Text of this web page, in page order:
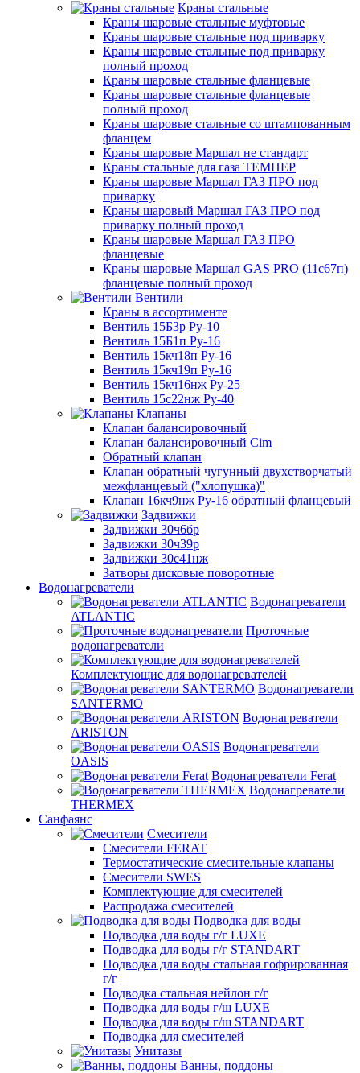
Краны стальные
Краны шаровые стальные муфтовые
Краны шаровые стальные под приварку
Краны шаровые стальные под приварку
полный проход
Краны шаровые стальные фланцевые
Краны шаровые стальные фланцевые
полный проход
Краны шаровые стальные со штампованным
фланцем
Краны шаровые Маршал не стандарт
Краны стальные для газа ТЕМПЕР
Краны шаровые Маршал ГАЗ ПРО под
приварку
Краны шаровый Маршал ГАЗ ПРО под
приварку полный проход
Краны шаровые Маршал ГАЗ ПРО
фланцевые
Краны шаровые Маршал GAS PRO (11с67п)
фланцевые полный проход
Вентили
Краны в ассортименте
Вентиль 15Б3р Ру-10
Вентиль 15Б1п Ру-16
Вентиль 15кч18п Ру-16
Вентиль 15кч19п Ру-16
Вентиль 15кч16нж Ру-25
Вентиль 15с22нж Ру-40
Клапаны
Клапан балансировочный
Клапан балансировочный Cim
Обратный клапан
Клапан обратный чугунный двухстворчатый
межфланцевый ("хлопушка)"
Клапан 16кч9нж Ру-16 обратный фланцевый
Задвижки
Задвижки 30ч6бр
Задвижки 30ч39р
Задвижки 30с41нж
Затворы дисковые поворотные
Водонагреватели
Водонагреватели
ATLANTIC
Проточные
водонагреватели
Комплектующие для водонагревателей
Водонагреватели
SANTERMO
Водонагреватели
ARISTON
Водонагреватели
OASIS
Водонагреватели Ferat
Водонагреватели
THERMEX
Санфаянс
Смесители
Смесители FERAT
Термостатические смесительные клапаны
Смесители SWES
Комплектующие для смесителей
Распродажа смесителей
Подводка для воды
Подводка для воды г/г LUXE
Подводка для воды г/г STANDART
Подводка для воды стальная гофрированная
г/г
Подводка стальная нейлон г/г
Подводка для воды г/ш LUXE
Подводка для воды г/ш STANDART
Подводка для смесителей
Унитазы
Ванны, поддоны